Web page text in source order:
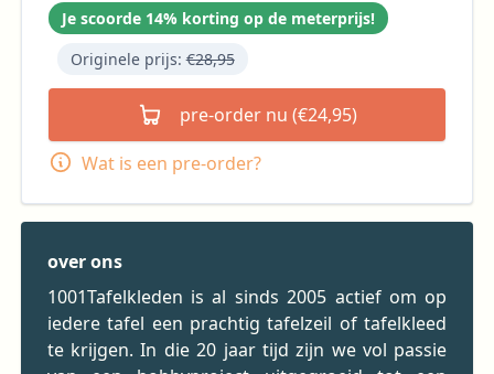
Je scoorde 14% korting op de meterprijs!
Originele prijs:€28,95
pre-order nu (€24,95)
Wat is een pre-order?
over ons
1001Tafelkleden is al sinds 2005 actief om op
iedere tafel een prachtig tafelzeil of tafelkleed
te krijgen. In die 20 jaar tijd zijn we vol passie